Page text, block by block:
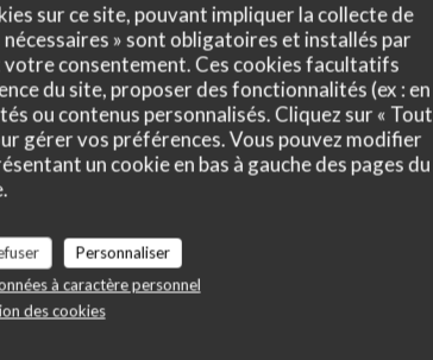
sur ce site, pouvant impliquer la collecte de
» sont obligatoires et installés par
consentement. Ces cookies facultatifs
du site, proposer des fonctionnalités (ex : en
ou contenus personnalisés. Cliquez sur « Tout
gérer vos préférences. Vous pouvez modifier
un cookie en bas à gauche des pages du
Personnaliser
à caractère personnel
des cookies